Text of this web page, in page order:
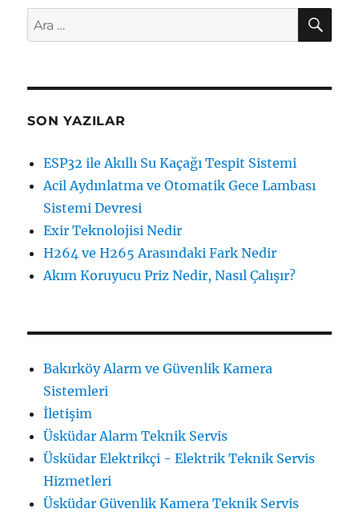
Ara:
SON YAZILAR
ESP32 ile Akıllı Su Kaçağı Tespit Sistemi
Acil Aydınlatma ve Otomatik Gece Lambası
Sistemi Devresi
Exir Teknolojisi Nedir
H264 ve H265 Arasındaki Fark Nedir
Akım Koruyucu Priz Nedir, Nasıl Çalışır?
Bakırköy Alarm ve Güvenlik Kamera
Sistemleri
İletişim
Üsküdar Alarm Teknik Servis
Üsküdar Elektrikçi - Elektrik Teknik Servis
Hizmetleri
Üsküdar Güvenlik Kamera Teknik Servis